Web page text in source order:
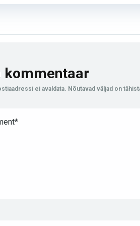
kommentaar
ei avaldata. Nõutavad väljad on